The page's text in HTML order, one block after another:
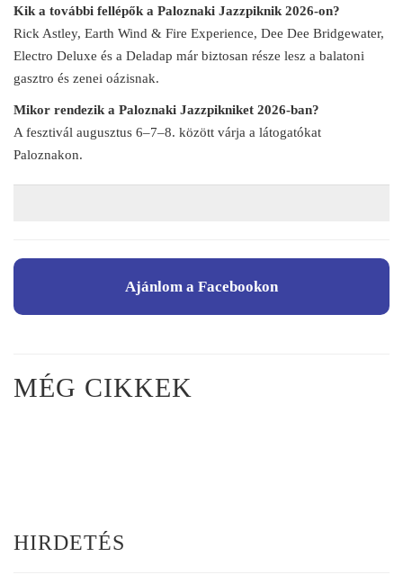
Kik a további fellépők a Paloznaki Jazzpiknik 2026-on?
Rick Astley, Earth Wind & Fire Experience, Dee Dee Bridgewater,
Electro Deluxe és a Deladap már biztosan része lesz a balatoni
gasztro és zenei oázisnak.
Mikor rendezik a Paloznaki Jazzpikniket 2026-ban?
A fesztivál augusztus 6–7–8. között várja a látogatókat
Paloznakon.
Ajánlom a Facebookon
MÉG CIKKEK
HIRDETÉS